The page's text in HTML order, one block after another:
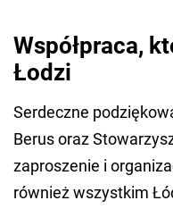
Współpraca,
Łodzi
Serdeczne
Berus oraz
zaproszenie i
również wszystkim